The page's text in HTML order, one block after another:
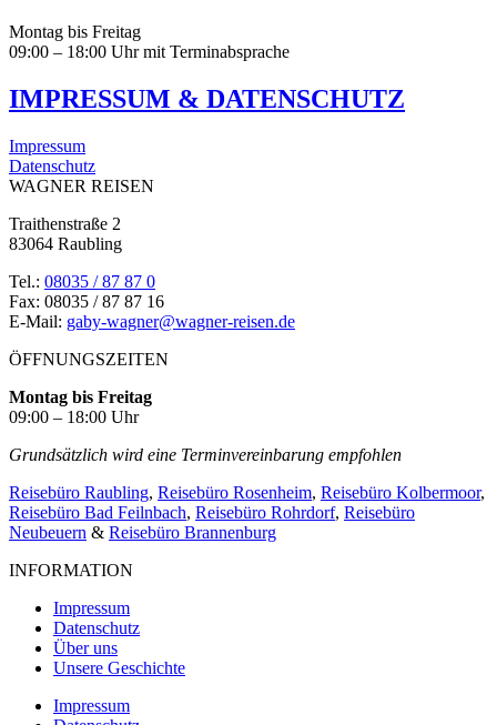
Montag bis Freitag
09:00 – 18:00 Uhr mit Terminabsprache
IMPRESSUM & DATENSCHUTZ
Impressum
Datenschutz
WAGNER REISEN
Traithenstraße 2
83064 Raubling
Tel.: 08035 / 87 87 0
Fax: 08035 / 87 87 16
E-Mail: gaby-wagner@wagner-reisen.de
ÖFFNUNGSZEITEN
Montag bis Freitag
09:00 – 18:00 Uhr
Grundsätzlich wird eine Terminvereinbarung empfohlen
Reisebüro Raubling, Reisebüro Rosenheim, Reisebüro Kolbermoor,
Reisebüro Bad Feilnbach, Reisebüro Rohrdorf, Reisebüro
Neubeuern & Reisebüro Brannenburg
INFORMATION
Impressum
Datenschutz
Über uns
Unsere Geschichte
Impressum